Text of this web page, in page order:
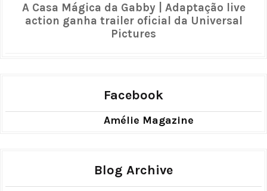
A Casa Mágica da Gabby | Adaptação live
action ganha trailer oficial da Universal
Pictures
Facebook
Amélie Magazine
Blog Archive